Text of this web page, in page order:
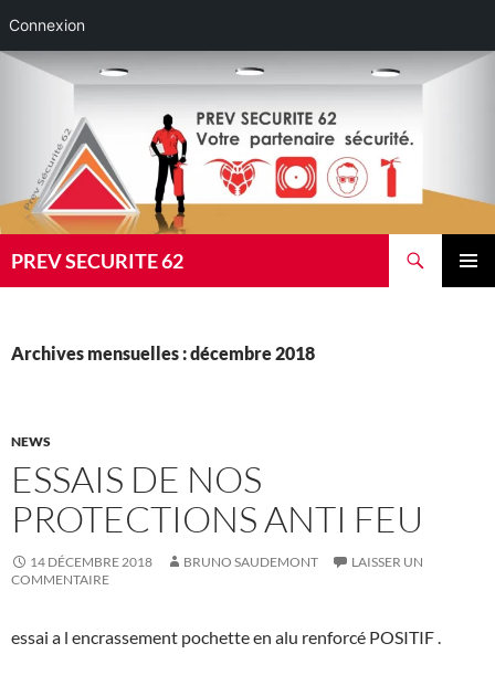
Connexion
Aller
PREV SECURITE 62
Archives mensuelles : décembre 2018
NEWS
ESSAIS DE NOS
PROTECTIONS ANTI FEU
14 DÉCEMBRE 2018 BRUNO SAUDEMONT
LAISSER UN
COMMENTAIRE
essai a l encrassement pochette en alu renforcé POSITIF .